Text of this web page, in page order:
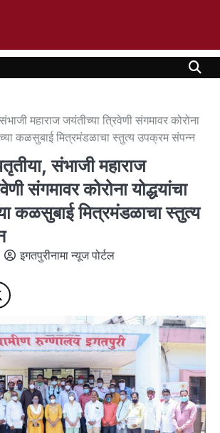
महाराज जयंतीच्या त्रिवेणी संगमावर कोरोना
कळसुबाई मित्रमंडळाचा स्तुत्य उपक्रम संपन्न
संभाजी महाराज
संगमावर कोरोना योद्धयांचा
कळसुबाई मित्रमंडळाचा स्तुत्य
इगतपुरीनामा न्यूज पोर्टल